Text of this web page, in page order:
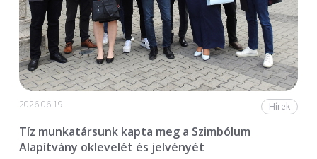
2026.06.19. Hírek
Tíz munkatársunk kapta meg a Szimbólum
Alapítvány oklevelét és jelvényét